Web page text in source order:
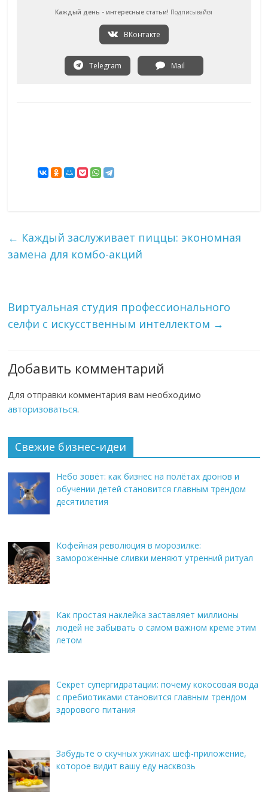
Каждый день - интересные статьи! Подписывайся
ВКонтакте
Telegram Mail
← Каждый заслуживает пиццы: экономная
замена для комбо-акций
Виртуальная студия профессионального
селфи с искусственным интеллектом →
Добавить комментарий
Для отправки комментария вам необходимо
авторизоваться.
Свежие бизнес-идеи
Небо зовёт: как бизнес на полётах дронов и
обучении детей становится главным трендом
десятилетия
Кофейная революция в морозилке:
замороженные сливки меняют утренний ритуал
Как простая наклейка заставляет миллионы
людей не забывать о самом важном креме этим
летом
Секрет супергидратации: почему кокосовая вода
с пребиотиками становится главным трендом
здорового питания
Забудьте о скучных ужинах: шеф-приложение,
которое видит вашу еду насквозь